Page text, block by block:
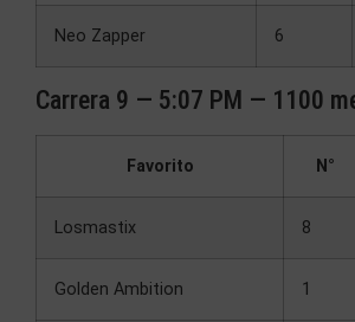
Neo Zapper 6
Carrera 9 — 5:07 PM — 1100
Favorito N°
Losmastix 8
Golden Ambition 1